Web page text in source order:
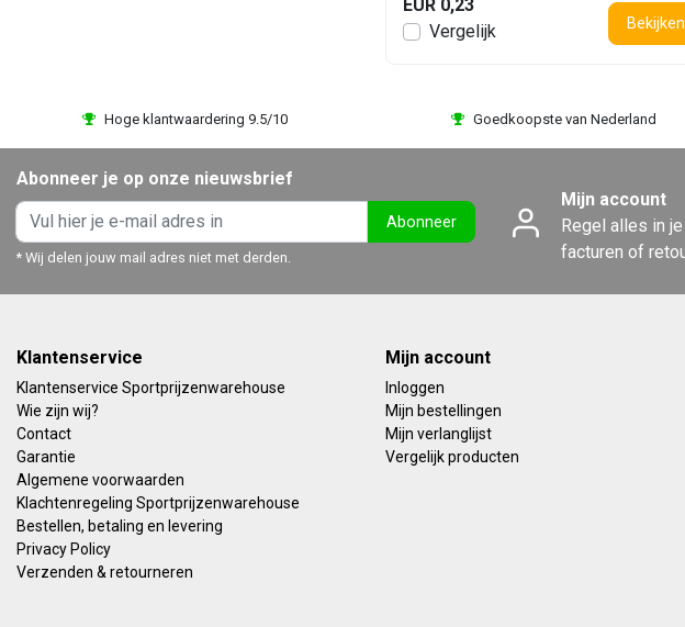
EUR 0,23
Vergelijk
Bekijken
Hoge klantwaardering 9.5/10 Goedkoopste van Nederland
Abonneer je op onze nieuwsbrief
Abonneer
* Wij delen jouw mail adres niet met derden.
Mijn account
Regel alles in
facturen of
Klantenservice
Klantenservice Sportprijzenwarehouse
Wie zijn wij?
Contact
Garantie
Algemene voorwaarden
Klachtenregeling Sportprijzenwarehouse
Bestellen, betaling en levering
Privacy Policy
Verzenden & retourneren
Mijn account
Inloggen
Mijn bestellingen
Mijn verlanglijst
Vergelijk producten